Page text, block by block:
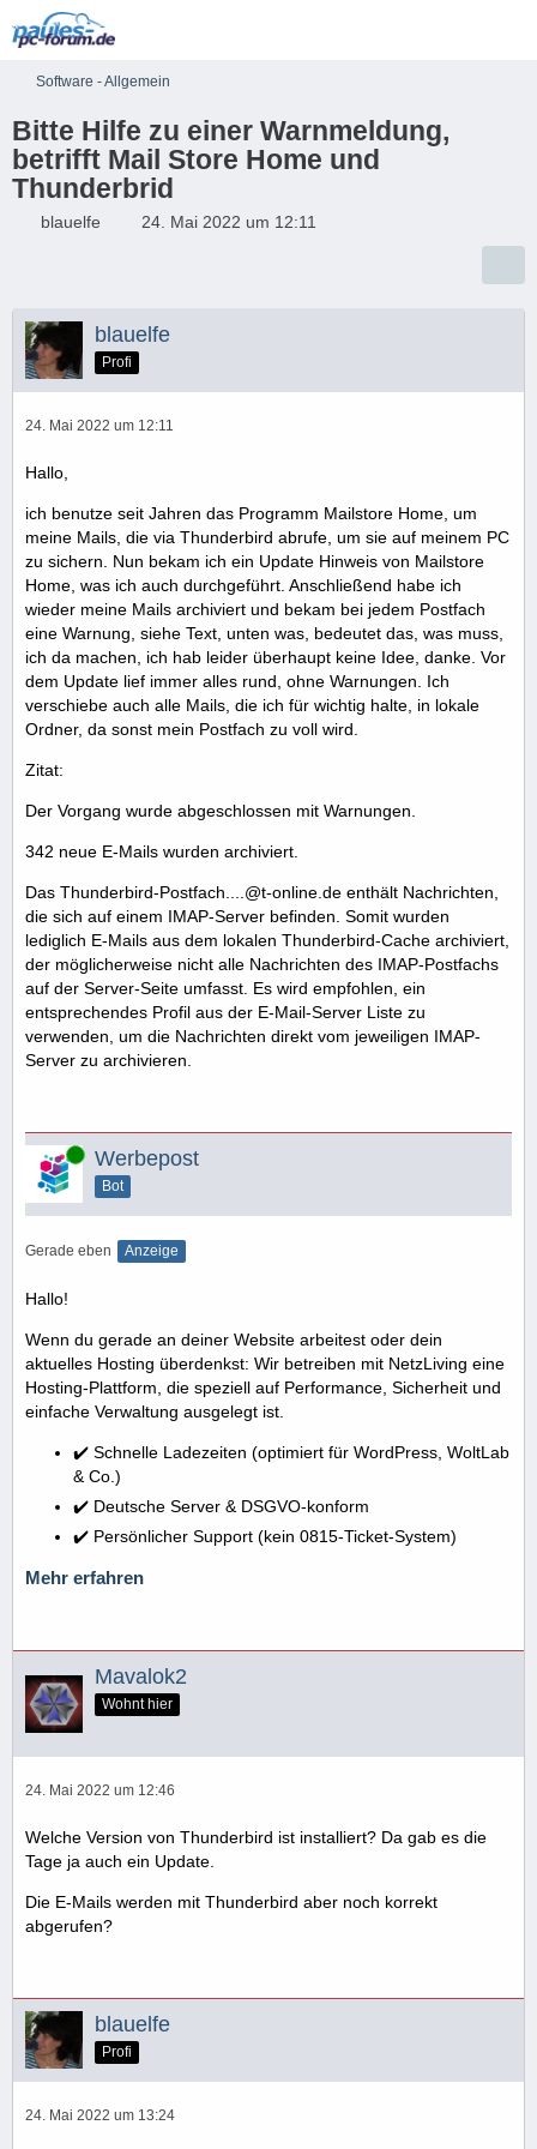
Software - Allgemein
Bitte Hilfe zu einer Warnmeldung,
betrifft Mail Store Home und
Thunderbrid
blauelfe 24. Mai 2022 um 12:11
blauelfe
Profi
24. Mai 2022 um 12:11
Hallo,
ich benutze seit Jahren das Programm Mailstore Home, um
meine Mails, die via Thunderbird abrufe, um sie auf meinem PC
zu sichern. Nun bekam ich ein Update Hinweis von Mailstore
Home, was ich auch durchgeführt. Anschließend habe ich
wieder meine Mails archiviert und bekam bei jedem Postfach
eine Warnung, siehe Text, unten was, bedeutet das, was muss,
ich da machen, ich hab leider überhaupt keine Idee, danke. Vor
dem Update lief immer alles rund, ohne Warnungen. Ich
verschiebe auch alle Mails, die ich für wichtig halte, in lokale
Ordner, da sonst mein Postfach zu voll wird.
Zitat:
Der Vorgang wurde abgeschlossen mit Warnungen.
342 neue E-Mails wurden archiviert.
Das Thunderbird-Postfach....@t-online.de enthält Nachrichten,
die sich auf einem IMAP-Server befinden. Somit wurden
lediglich E-Mails aus dem lokalen Thunderbird-Cache archiviert,
der möglicherweise nicht alle Nachrichten des IMAP-Postfachs
auf der Server-Seite umfasst. Es wird empfohlen, ein
entsprechendes Profil aus der E-Mail-Server Liste zu
verwenden, um die Nachrichten direkt vom jeweiligen IMAP-
Server zu archivieren.
Online Werbepost
Bot
Gerade eben Anzeige
Hallo!
Wenn du gerade an deiner Website arbeitest oder dein
aktuelles Hosting überdenkst: Wir betreiben mit NetzLiving eine
Hosting-Plattform, die speziell auf Performance, Sicherheit und
einfache Verwaltung ausgelegt ist.
✔️ Schnelle Ladezeiten (optimiert für WordPress, WoltLab
& Co.)
✔️ Deutsche Server & DSGVO-konform
✔️ Persönlicher Support (kein 0815-Ticket-System)
Mehr erfahren
Mavalok2
Wohnt hier
24. Mai 2022 um 12:46
Welche Version von Thunderbird ist installiert? Da gab es die
Tage ja auch ein Update.
Die E-Mails werden mit Thunderbird aber noch korrekt
abgerufen?
blauelfe
Profi
24. Mai 2022 um 13:24